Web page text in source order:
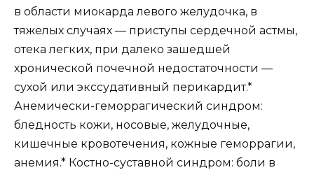
в области миокарда левого желудочка, в
тяжелых случаях — приступы сердечной астмы,
отека легких, при далеко зашедшей
хронической почечной недостаточности —
сухой или экссудативный перикардит.*
Анемически-геморрагический синдром:
бледность кожи, носовые, желудочные,
кишечные кровотечения, кожные геморрагии,
анемия.* Костно-суставной синдром: боли в